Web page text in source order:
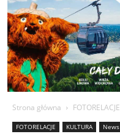
Strona główna FOTORELACJE
FOTORELACJE KULTURA News